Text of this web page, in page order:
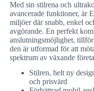
Med sin stilrena och
avancerade funktioner, är
miljöer där snabb, enkel
avgörande. En perfekt
anslutningsmöjlighet,
den är utformad för att
spektrum av växande
Stilren, helt ny
och prisvärd